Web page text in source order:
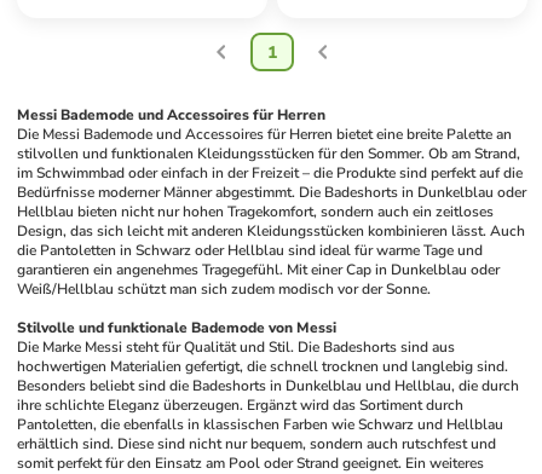
1
Messi Bademode und Accessoires für Herren
Die Messi Bademode und Accessoires für Herren bietet eine breite Palette an
stilvollen und funktionalen Kleidungsstücken für den Sommer. Ob am Strand,
im Schwimmbad oder einfach in der Freizeit – die Produkte sind perfekt auf die
Bedürfnisse moderner Männer abgestimmt. Die Badeshorts in Dunkelblau oder
Hellblau bieten nicht nur hohen Tragekomfort, sondern auch ein zeitloses
Design, das sich leicht mit anderen Kleidungsstücken kombinieren lässt. Auch
die Pantoletten in Schwarz oder Hellblau sind ideal für warme Tage und
garantieren ein angenehmes Tragegefühl. Mit einer Cap in Dunkelblau oder
Weiß/Hellblau schützt man sich zudem modisch vor der Sonne.
Stilvolle und funktionale Bademode von Messi
Die Marke Messi steht für Qualität und Stil. Die Badeshorts sind aus
hochwertigen Materialien gefertigt, die schnell trocknen und langlebig sind.
Besonders beliebt sind die Badeshorts in Dunkelblau und Hellblau, die durch
ihre schlichte Eleganz überzeugen. Ergänzt wird das Sortiment durch
Pantoletten, die ebenfalls in klassischen Farben wie Schwarz und Hellblau
erhältlich sind. Diese sind nicht nur bequem, sondern auch rutschfest und
somit perfekt für den Einsatz am Pool oder Strand geeignet. Ein weiteres